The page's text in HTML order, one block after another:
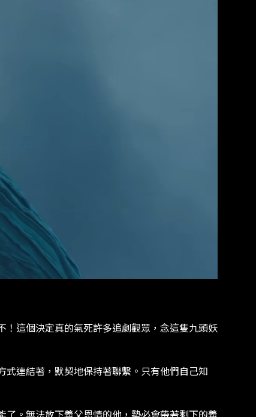
這個決定真的氣死許多追劇觀眾，念這隻九頭妖
連結著，默契地保持著聯繫。只有他們自己知